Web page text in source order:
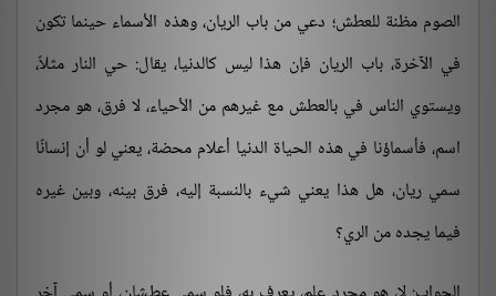
الصوم مظنة للعطش؛ دعي من باب الريان، وهذه الأسماء حينما تكون
في الآخرة، باب الريان فإن هذا ليس كالدنيا، يقال: حي النار مثلاً،
ويستوي الناس في بالعطش مع غيرهم من الأحياء، لا فرق، هو مجرد
اسم، فأسماؤنا في هذه الحياة الدنيا أعلام محضة، يعني لو أن إنسانًا
سمي ريان، هل هذا يعني شيء بالنسبة إليه، فرق بينه، وبين غيره
فيما يجده من الري؟